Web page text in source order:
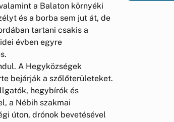
a Balaton környéki
és a borba sem jut át, de
tartani csakis a
évben egyre
A Hegyközségek
bejárják a szőlőterületeket.
hegybírók és
a Nébih szakmai
úton, drónok bevetésével